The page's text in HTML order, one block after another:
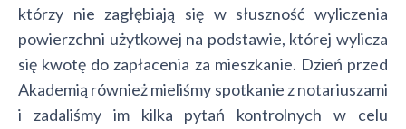
którzy nie zagłębiają się w słuszność wyliczenia
powierzchni użytkowej na podstawie, której wylicza
się kwotę do zapłacenia za mieszkanie. Dzień przed
Akademią również mieliśmy spotkanie z notariuszami
i zadaliśmy im kilka pytań kontrolnych w celu